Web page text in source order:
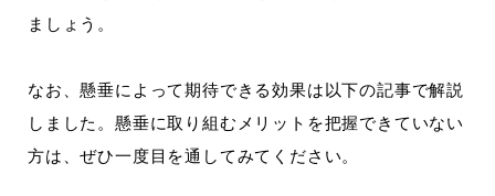
ましょう。
なお、懸垂によって期待できる効果は以下の記事で解説
しました。懸垂に取り組むメリットを把握できていない
方は、ぜひ一度目を通してみてください。